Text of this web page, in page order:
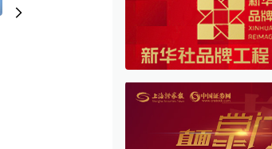
H5｜*ST新潮2025可视化年报
*ST新潮：23
险警示及其他
*ST新